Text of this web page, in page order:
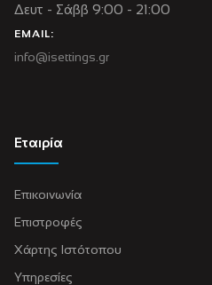
Δευτ - Σάββ 9:00 - 21:00
EMAIL:
info@isettings.gr
Εταιρία
Επικοινωνία
Επιστροφές
Χάρτης Ιστότοπου
Υπηρεσίες